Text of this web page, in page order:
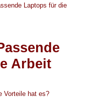
Arbeit